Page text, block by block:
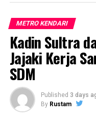
melihat Pemkot
membuka
masa depan anak-anak
Kendari.
Dalam kunjungannya
didampingi Gubernur
(Sultra) Mayjen (Purn)
Wali Kota Kendari
lainnya.
METRO KENDARI
Kadin Sultra
Jajaki Kerja
SDM
Published 3 days
By Rustam